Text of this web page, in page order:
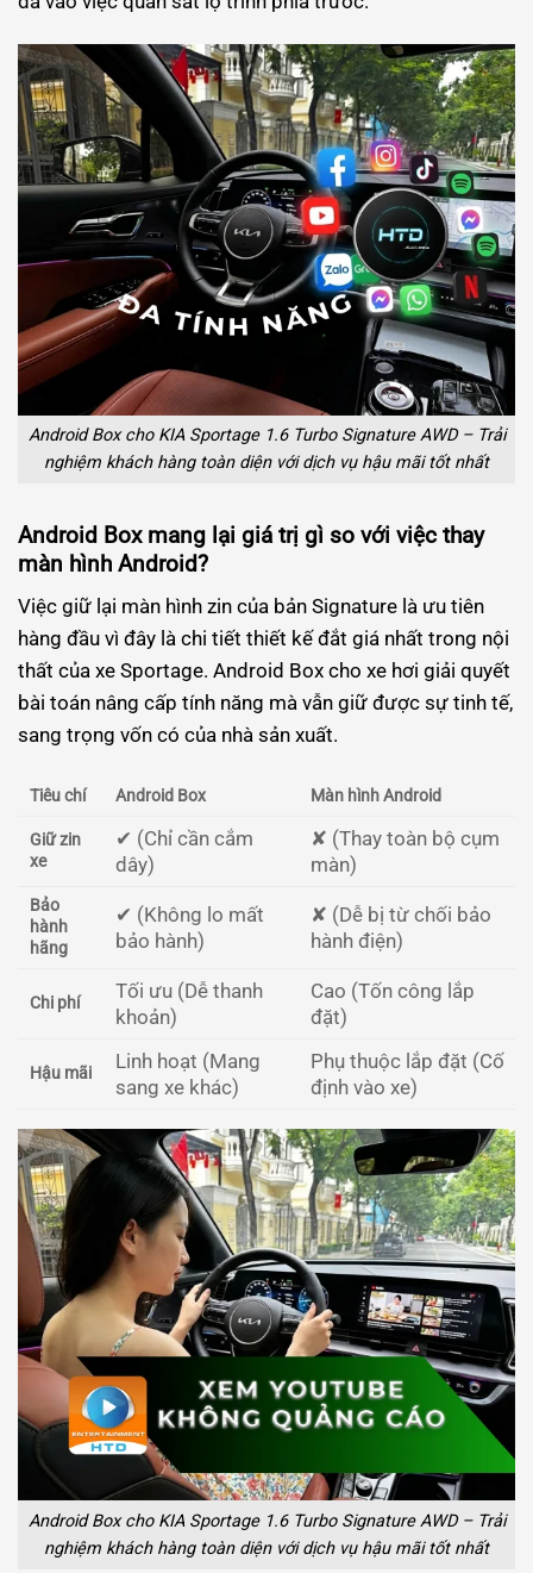
Android Box cho KIA Sportage 1.6 Turbo Signature AWD – Trải
nghiệm khách hàng toàn diện với dịch vụ hậu mãi tốt nhất
Android Box mang lại giá trị gì so với việc thay
màn hình Android?
Việc giữ lại màn hình zin của bản Signature là ưu tiên
hàng đầu vì đây là chi tiết thiết kế đắt giá nhất trong nội
thất của xe Sportage. Android Box cho xe hơi giải quyết
bài toán nâng cấp tính năng mà vẫn giữ được sự tinh tế,
sang trọng vốn có của nhà sản xuất.
Tiêu chí Android Box Màn hình Android
Giữ zin
xe
✔ (Chỉ cần cắm
dây)
✘ (Thay toàn bộ cụm
màn)
Bảo
hành
hãng
✔ (Không lo mất
bảo hành)
✘ (Dễ bị từ chối bảo
hành điện)
Chi phí
Tối ưu (Dễ thanh
khoản)
Cao (Tốn công lắp
đặt)
Hậu mãi
Linh hoạt (Mang
sang xe khác)
Phụ thuộc lắp đặt (Cố
định vào xe)
Android Box cho KIA Sportage 1.6 Turbo Signature AWD – Trải
nghiệm khách hàng toàn diện với dịch vụ hậu mãi tốt nhất